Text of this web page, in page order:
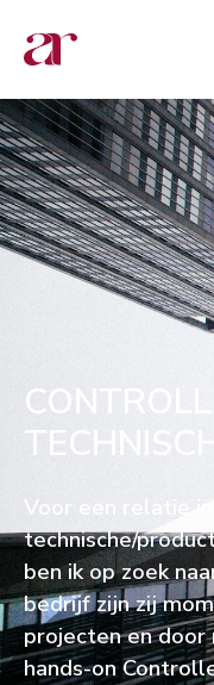
Voor een relatie in
technische/
ben ik op zoek
bedrijf zijn zij
projecten en door
hands-on